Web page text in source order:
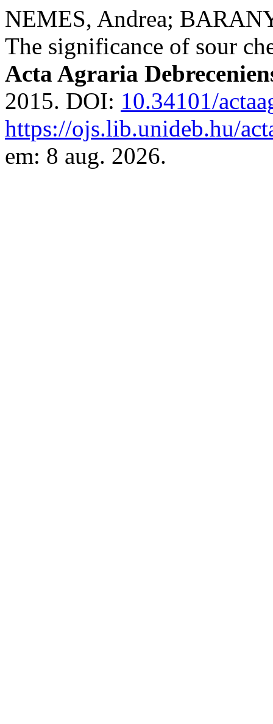
NEMES, Andrea;
The significance of sour
Acta Agraria
2015. DOI: 10.34101/
https://ojs.lib.unideb.hu/
em: 8 aug. 2026.